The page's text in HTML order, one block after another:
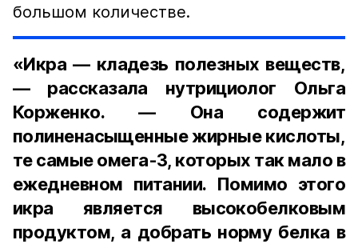
большом количестве.
«Икра — кладезь полезных веществ,
— рассказала нутрициолог Ольга
Корженко. — Она содержит
полиненасыщенные жирные кислоты,
те самые омега-3, которых так мало в
ежедневном питании. Помимо этого
икра является высокобелковым
продуктом, а добрать норму белка в